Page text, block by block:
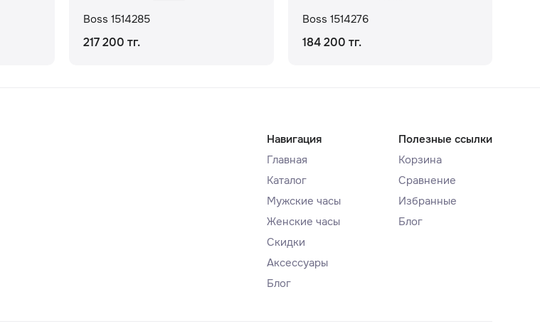
Boss 1514285
217 200 тг.
Boss 1514276
184 200 тг.
Навигация
Главная
Каталог
Мужские часы
Женские часы
Скидки
Аксессуары
Блог
Полезные ссылки
Корзина
Сравнение
Избранные
Блог